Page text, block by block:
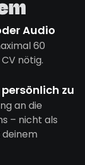
Audio
60
nötig.
zu
an die
– nicht als